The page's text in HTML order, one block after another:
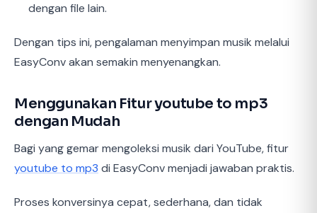
dengan file lain.
Dengan tips ini, pengalaman menyimpan musik melalui
EasyConv akan semakin menyenangkan.
Menggunakan Fitur youtube to mp3
dengan Mudah
Bagi yang gemar mengoleksi musik dari YouTube, fitur
youtube to mp3 di EasyConv menjadi jawaban praktis.
Proses konversinya cepat, sederhana, dan tidak